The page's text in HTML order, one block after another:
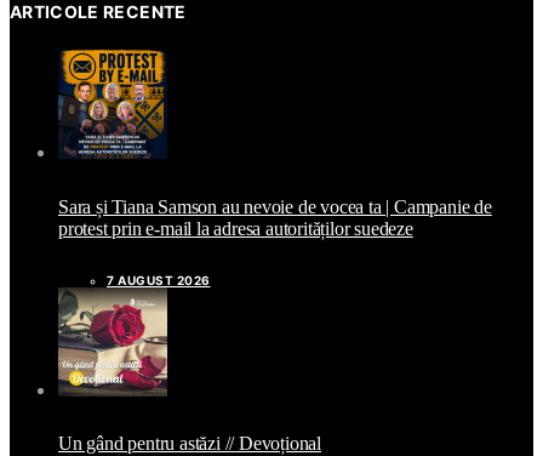
ARTICOLE RECENTE
Sara și Tiana Samson au nevoie de vocea ta | Campanie de
protest prin e-mail la adresa autorităților suedeze
7 AUGUST 2026
Un gând pentru astăzi // Devoțional